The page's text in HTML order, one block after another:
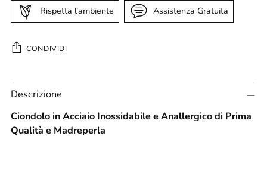
Rispetta l'ambiente Assistenza Gratuita
CONDIVIDI
Aggiungere
un
prodotto
al
carrello...
Descrizione
Ciondolo in Acciaio Inossidabile e Anallergico di Prima
Qualità e Madreperla